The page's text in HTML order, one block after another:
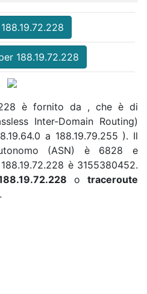
188.19.72.228
è fornito da , che è di
Inter-Domain Routing)
a 188.19.79.255 ). Il
(ASN) è 6828 e
è 3155380452.
otraceroute